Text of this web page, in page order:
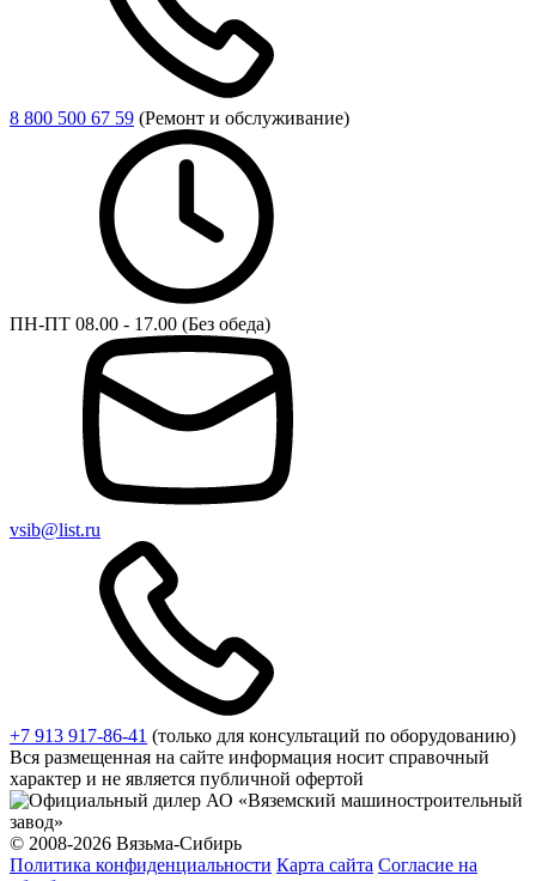
8 800 500 67 59 (Ремонт и обслуживание)
ПН-ПТ 08.00 - 17.00 (Без обеда)
vsib@list.ru
+7 913 917-86-41 (только для консультаций по оборудованию)
Вся размещенная на сайте информация носит справочный
характер и не является публичной офертой
© 2008-2026 Вязьма-Сибирь
Политика конфиденциальности Карта сайта Согласие на